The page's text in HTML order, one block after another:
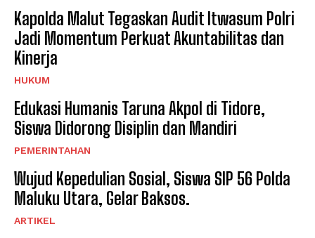
Kapolda Malut Tegaskan Audit Itwasum Polri
Jadi Momentum Perkuat Akuntabilitas dan
Kinerja
HUKUM
Edukasi Humanis Taruna Akpol di Tidore,
Siswa Didorong Disiplin dan Mandiri
PEMERINTAHAN
Wujud Kepedulian Sosial, Siswa SIP 56 Polda
Maluku Utara, Gelar Baksos.
ARTIKEL